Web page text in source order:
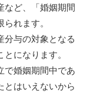
など、「婚姻期間
れます。
与の対象となる
になります。
婚姻期間中であ
とはいえないから